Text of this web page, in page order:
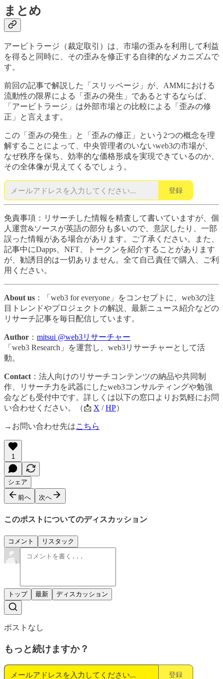
まとめ
アービトラージ（裁定取引）は、市場の歪みを利用して利益
を得ると同時に、その歪みを修正する自律的なメカニズムで
す。
前回の記事で解説した「スリッページ」が、AMMにおける
流動性の限界による「歪みの発生」であるとするならば、
「アービトラージ」は外部市場との比較による「歪みの修
正」と言えます。
この「歪みの発生」と「歪みの修正」という2つの概念を理
解することによって、中央管理者のいないweb3の市場が、
なぜ秩序を保ち、効率的な価格形成を実現できているのか、
その全体像が見えてくるでしょう。
登録
免責事項：リサーチした情報を精査して書いていますが、個
人運営&ソースが英語の部分も多いので、意訳したり、一部
誤った情報がある場合があります。ご了承ください。また、
記事中にDapps、NFT、トークンを紹介することがあります
が、勧誘目的は一切ありません。全て自己責任で購入、ご利
用ください。
About us ：「web3 for everyone」をコンセプトに、web3の注
目トレンドやプロジェクトの解説、最新ニュース紹介などの
リサーチ記事を毎日配信しています。
Author ： mitsui @web3リサーチャー
「web3 Research」を運営し、web3リサーチャーとして活
動。
Contact：法人向けのリサーチコンテンツの納品や共同制
作、リサーチ力を武器にしたweb3コンサルティングや勉強
会なども受付中です。詳しくは以下の窓口よりお気軽にお問
い合わせください。（📩 X /HP）
→お問い合わせ先はこちら
1
シェア
前へ 次へ
このポストについてのディスカッション
コメント リスタック
トップ 最新 ディスカッション
ポストなし
もっと続けますか？
登録